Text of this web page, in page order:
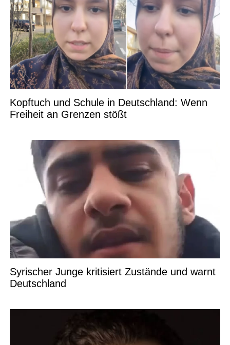
Kopftuch und Schule in Deutschland: Wenn
Freiheit an Grenzen stößt
Syrischer Junge kritisiert Zustände und warnt
Deutschland